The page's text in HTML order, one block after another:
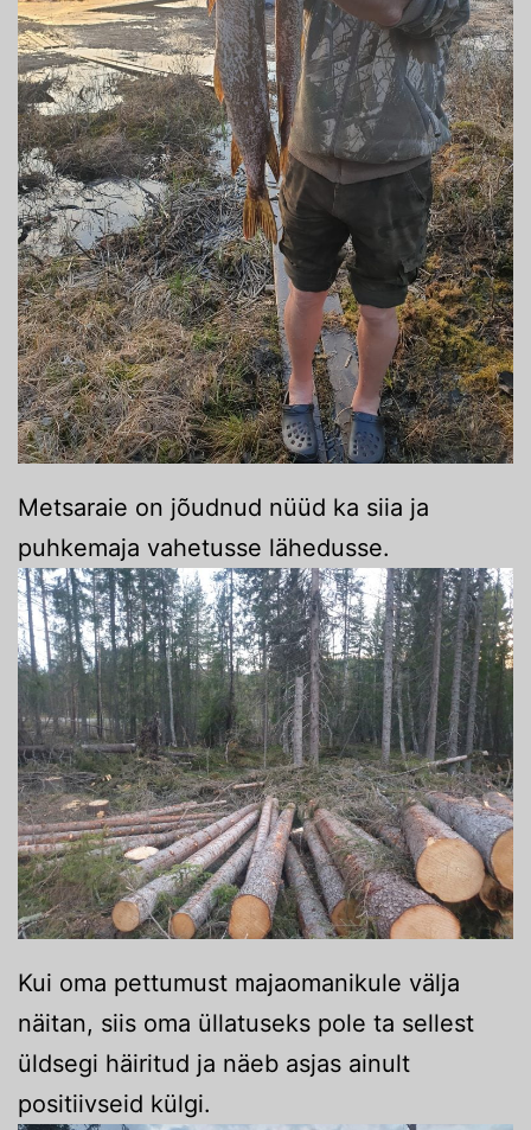
Metsaraie on jõudnud nüüd ka siia ja
puhkemaja vahetusse lähedusse.
Kui oma pettumust majaomanikule välja
näitan, siis oma üllatuseks pole ta sellest
üldsegi häiritud ja näeb asjas ainult
positiivseid külgi.